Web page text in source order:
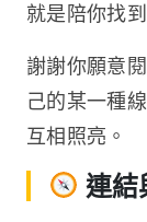
就是陪你找
謝謝你願意
己的某一種
互相照亮。
連結